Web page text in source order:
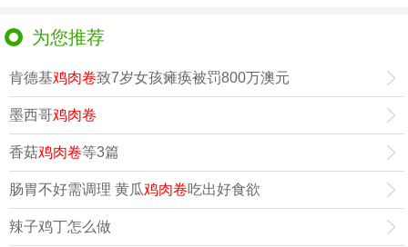
为您推荐
肯德基鸡肉卷致7岁女孩瘫痪被罚800万澳元
墨西哥鸡肉卷
香菇鸡肉卷等3篇
肠胃不好需调理 黄瓜鸡肉卷吃出好食欲
辣子鸡丁怎么做